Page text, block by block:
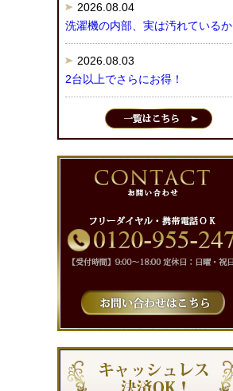
2026.08.04
洗濯機の内部、実は汚れているか
2026.08.03
2台以上でさらにお得！